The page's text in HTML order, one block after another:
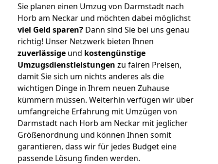
Sie planen einen Umzug von Darmstadt nach
Horb am Neckar und möchten dabei möglichst
viel Geld sparen? Dann sind Sie bei uns genau
richtig! Unser Netzwerk bieten Ihnen
zuverlässige und kostengünstige
Umzugsdienstleistungen zu fairen Preisen,
damit Sie sich um nichts anderes als die
wichtigen Dinge in Ihrem neuen Zuhause
kümmern müssen. Weiterhin verfügen wir über
umfangreiche Erfahrung mit Umzügen von
Darmstadt nach Horb am Neckar mit jeglicher
Größenordnung und können Ihnen somit
garantieren, dass wir für jedes Budget eine
passende Lösung finden werden.